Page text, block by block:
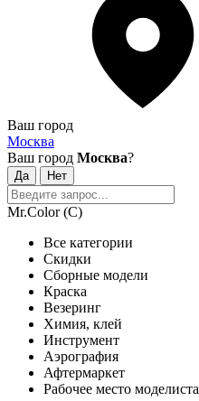
Ваш город
Москва
Ваш город Москва?
Mr.Color (C)
Все категории
Скидки
Сборные модели
Краска
Везеринг
Химия, клей
Инструмент
Аэрография
Афтермаркет
Рабочее место моделиста